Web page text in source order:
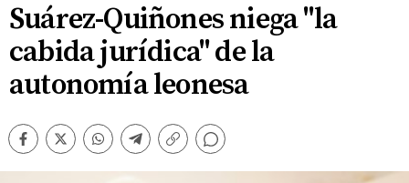
Suárez-Quiñones niega "la
cabida jurídica" de la
autonomía leonesa
Facebook
TwitterWhatsappTelegram
Copiar
Comentarios